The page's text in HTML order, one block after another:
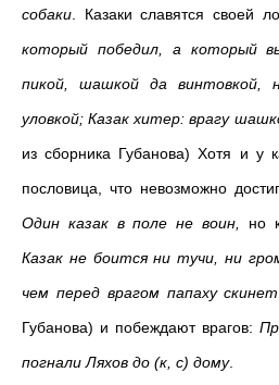
собаки . Казаки славятся своей
который победил, а который
пикой, шашкой да винтовкой,
уловкой; Казак хитер: врагу
из сборника Губанова) Хотя и у
пословица, что невозможно
Один казак в поле не воин, но
Казак не боится ни тучи, ни
чем перед врагом папаху скинет
Губанова) и побеждают врагов:
погнали Ляхов до (к, с) дому.